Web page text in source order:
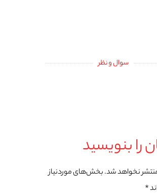
سوال و نظر
را بنویسید
نخواهد شد.بخش‌های موردنیاز
*